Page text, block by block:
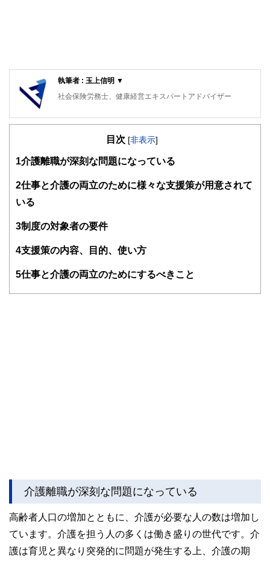
執筆者 : 玉上信明 ▼
社会保険労務士、健康経営エキスパートアドバイザー
目次 [非表示]
1 介護離職が深刻な問題になっている
2仕事と介護の両立のために様々な支援策が用意されて
いる
3制度の対象者の要件
4支援策の内容、目的、使い方
5仕事と介護の両立のためにするべきこと
介護離職が深刻な問題になっている
高齢者人口の増加とともに、介護が必要な人の数は増加し
ています。介護を担う人の多くは働き盛りの世代です。介
護は育児と異なり突発的に問題が発生する上、介護の期